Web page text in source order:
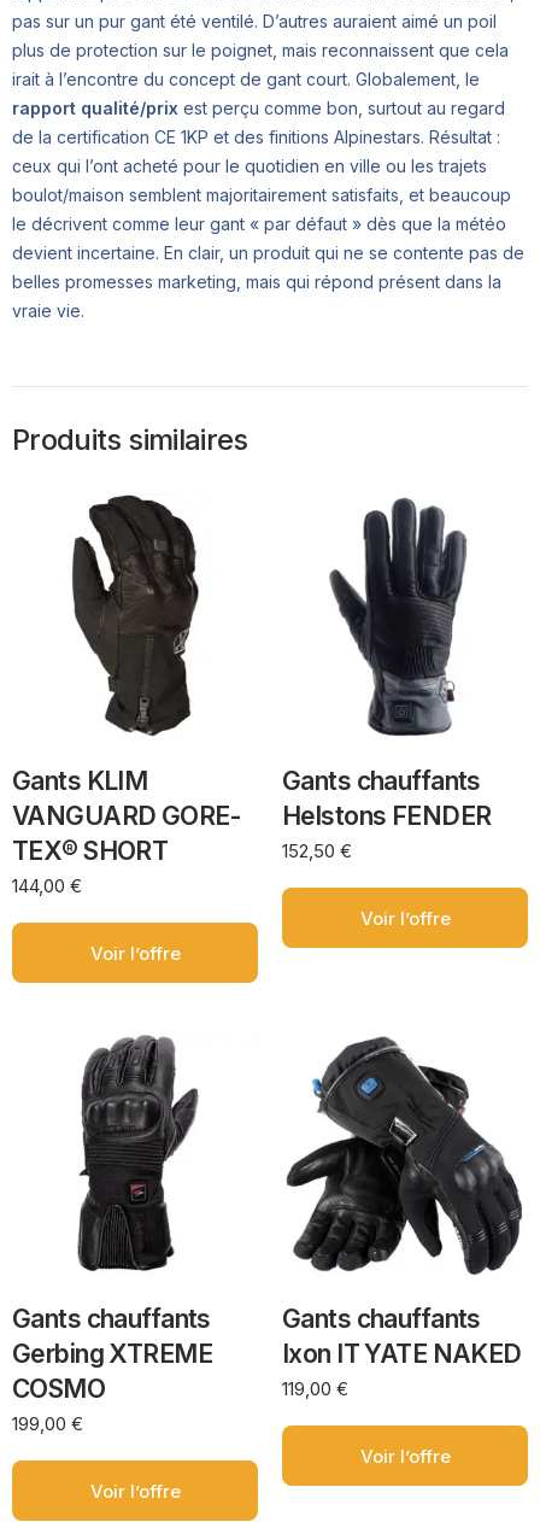
pas sur un pur gant été ventilé. D’autres auraient aimé un poil
plus de protection sur le poignet, mais reconnaissent que cela
irait à l’encontre du concept de gant court. Globalement, le
rapport qualité/prix est perçu comme bon, surtout au regard
de la certification CE 1KP et des finitions Alpinestars. Résultat :
ceux qui l’ont acheté pour le quotidien en ville ou les trajets
boulot/maison semblent majoritairement satisfaits, et beaucoup
le décrivent comme leur gant « par défaut » dès que la météo
devient incertaine. En clair, un produit qui ne se contente pas de
belles promesses marketing, mais qui répond présent dans la
vraie vie.
Produits similaires
Gants KLIM
VANGUARD GORE-
TEX® SHORT
144,00 €
Voir l’offre
Gants chauffants
Helstons FENDER
152,50 €
Voir l’offre
Gants chauffants
Gerbing XTREME
COSMO
199,00 €
Voir l’offre
Gants chauffants
Ixon IT YATE NAKED
119,00 €
Voir l’offre